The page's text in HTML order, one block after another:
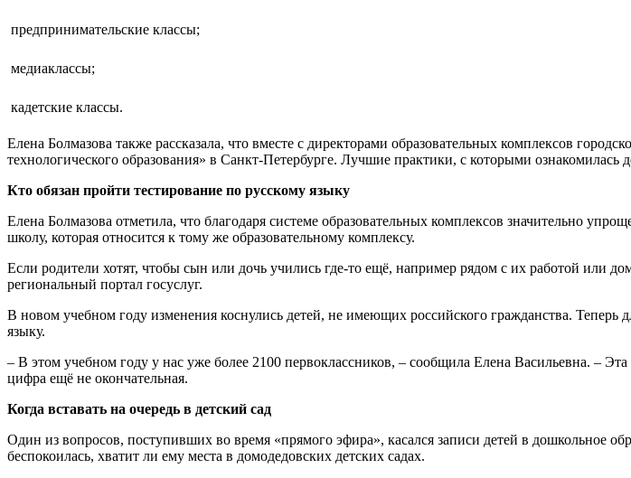
 предпринимательские классы;
 медиаклассы;
 кадетские классы.
Елена Болмазова также рассказала, что вместе с директорами образовательных комплексов
технологического образования» в Санкт-Петербурге. Лучшие практики, с которыми ознакомилась
Кто обязан пройти тестирование по русскому языку
Елена Болмазова отметила, что благодаря системе образовательных комплексов значительно
школу, которая относится к тому же образовательному комплексу.
Если родители хотят, чтобы сын или дочь учились где-то ещё, например рядом с их работой или
региональный портал госуслуг.
В новом учебном году изменения коснулись детей, не имеющих российского гражданства. Теперь
языку.
– В этом учебном году у нас уже более 2100 первоклассников, – сообщила Елена Васильевна. –
цифра ещё не окончательная.
Когда вставать на очередь в детский сад
Один из вопросов, поступивших во время «прямого эфира», касался записи детей в дошкольное
беспокоилась, хватит ли ему места в домодедовских детских садах.